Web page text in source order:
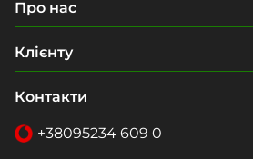
Про нас
Клієнту
Контакти
+38095234 609 0